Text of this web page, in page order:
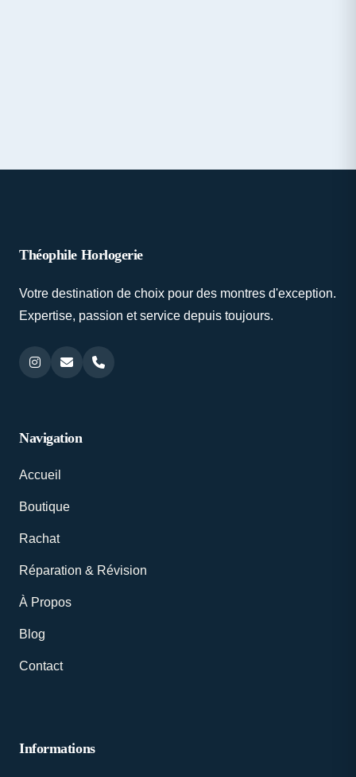
Théophile Horlogerie
Votre destination de choix pour des montres d'exception.
Expertise, passion et service depuis toujours.
Navigation
Accueil
Boutique
Rachat
Réparation & Révision
À Propos
Blog
Contact
Informations